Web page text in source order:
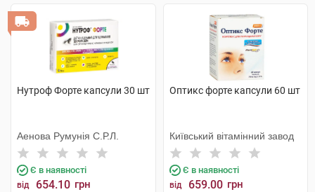
Нутроф Форте капсули 30 шт
Аенова Румунія С.Р.Л.
Є в наявності
від 654.10 грн
Оптикс форте капсули 60 шт
Київський вітамінний завод
Є в наявності
від 659.00 грн